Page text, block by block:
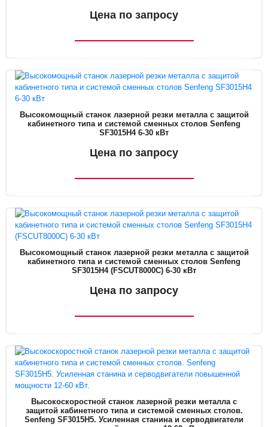
Цена по запросу
Высокомощный станок лазерной резки металла с защитой
кабинетного типа и системой сменных столов Senfeng
SF3015H4 6-30 кВт
Цена по запросу
Высокомощный станок лазерной резки металла с защитой
кабинетного типа и системой сменных столов Senfeng
SF3015H4 (FSCUT8000C) 6-30 кВт
Цена по запросу
Высокоскоростной станок лазерной резки металла с
защитой кабинетного типа и системой сменных столов.
Senfeng SF3015H5. Усиленная станина и серводвигатели